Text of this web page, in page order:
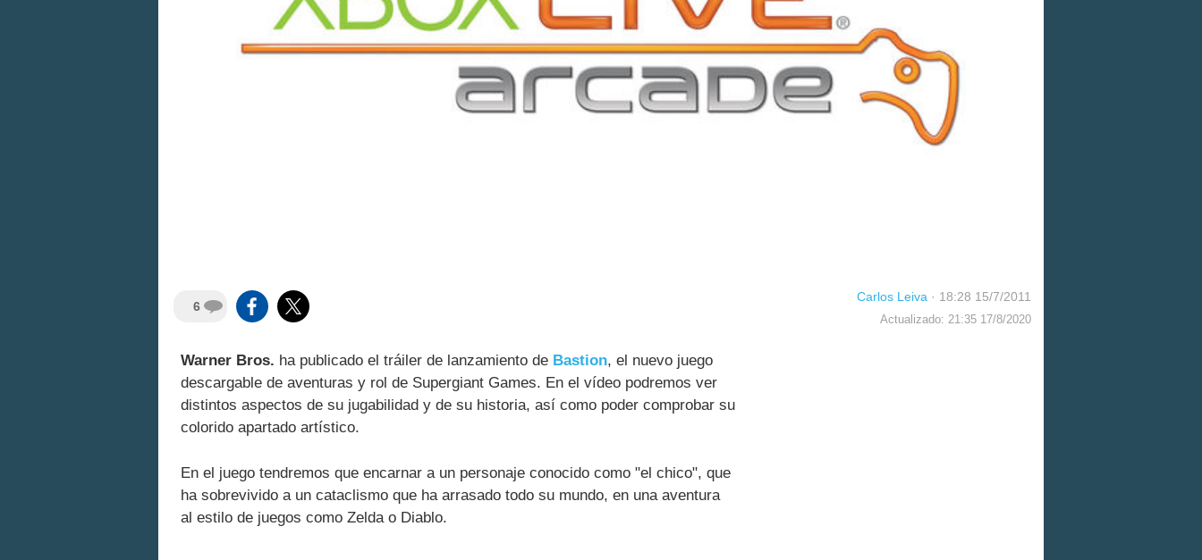
6
Carlos Leiva · 18:28 15/7/2011
Actualizado: 21:35 17/8/2020
Warner Bros. ha publicado el tráiler de lanzamiento de Bastion, el nuevo juego
descargable de aventuras y rol de Supergiant Games. En el vídeo podremos ver
distintos aspectos de su jugabilidad y de su historia, así como poder comprobar su
colorido apartado artístico.
En el juego tendremos que encarnar a un personaje conocido como "el chico", que
ha sobrevivido a un cataclismo que ha arrasado todo su mundo, en una aventura
al estilo de juegos como Zelda o Diablo.